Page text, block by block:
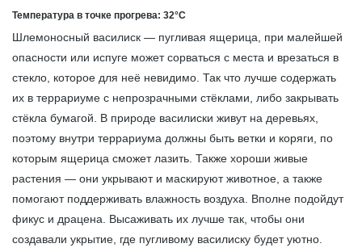
Температура в точке прогрева: 32°С
Шлемоносный василиск — пугливая ящерица, при малейшей
опасности или испуге может сорваться с места и врезаться в
стекло, которое для неё невидимо. Так что лучше содержать
их в террариуме с непрозрачными стёклами, либо закрывать
стёкла бумагой. В природе василиски живут на деревьях,
поэтому внутри террариума должны быть ветки и коряги, по
которым ящерица сможет лазить. Также хороши живые
растения — они укрывают и маскируют животное, а также
помогают поддерживать влажность воздуха. Вполне подойдут
фикус и драцена. Высаживать их лучше так, чтобы они
создавали укрытие, где пугливому василиску будет уютно.